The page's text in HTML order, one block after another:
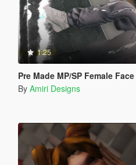
1.25
Pre Made MP/SP Female
By Amiri Designs